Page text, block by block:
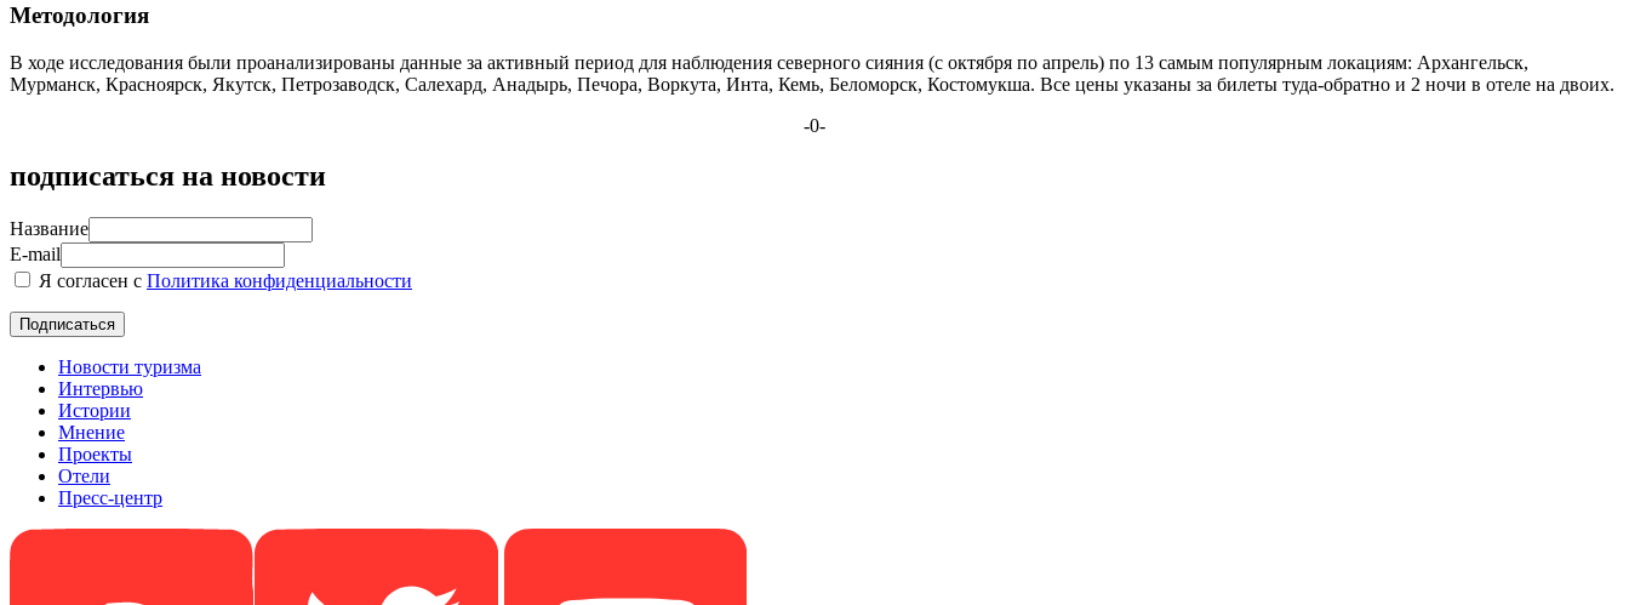
Методология
В ходе исследования были проанализированы данные за активный период для наблюдения северного сияния (с октября по апрель) по 13 самым популярным локациям: Архангельск,
Мурманск, Красноярск, Якутск, Петрозаводск, Салехард, Анадырь, Печора, Воркута, Инта, Кемь, Беломорск, Костомукша. Все цены указаны за билеты туда-обратно и 2 ночи в отеле на двоих.
-0-
подписаться на новости
Название
E-mail
Я согласен с Политика конфиденциальности
Новости туризма
Интервью
Истории
Мнение
Проекты
Отели
Пресс-центр